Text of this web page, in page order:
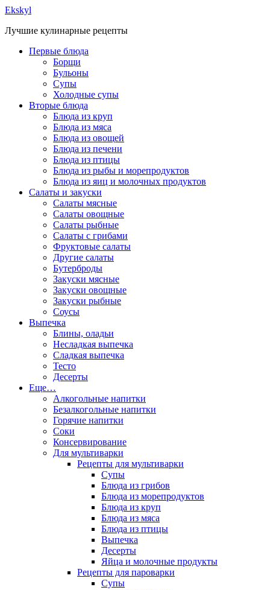
Ekskyl
Лучшие кулинарные рецепты
Первые блюда
Борщи
Бульоны
Супы
Холодные супы
Вторые блюда
Блюда из круп
Блюда из мяса
Блюда из овощей
Блюда из печени
Блюда из птицы
Блюда из рыбы и морепродуктов
Блюда из яиц и молочных продуктов
Салаты и закуски
Салаты мясные
Салаты овощные
Салаты рыбные
Салаты с грибами
Фруктовые салаты
Другие салаты
Бутерброды
Закуски мясные
Закуски овощные
Закуски рыбные
Соусы
Выпечка
Блины, оладьи
Несладкая выпечка
Сладкая выпечка
Тесто
Десерты
Еще…
Алкогольные напитки
Безалкогольные напитки
Горячие напитки
Соки
Консервирование
Для мультиварки
Рецепты для мультиварки
Супы
Блюда из грибов
Блюда из морепродуктов
Блюда из круп
Блюда из мяса
Блюда из птицы
Выпечка
Десерты
Яйца и молочные продукты
Рецепты для пароварки
Супы